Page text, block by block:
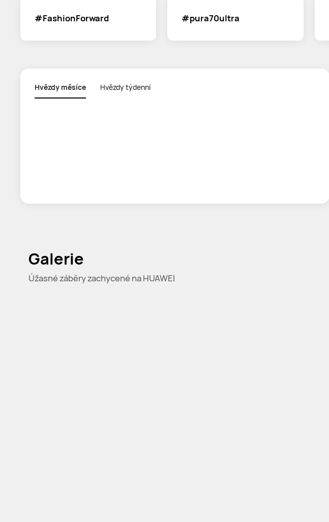
#FashionForward #pura70ultra
Hvězdy měsíce Hvězdy týdenní
Galerie
Úžasné záběry zachycené na HUAWEI